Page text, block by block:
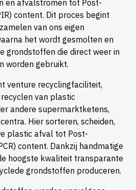
en afvalstromen tot Post-
content. Dit proces begint
van ons eigen
het wordt gesmolten en
grondstoffen die direct weer in
worden gebruikt.
venture recyclingfaciliteit,
van plastic
andere supermarktketens,
Hier sorteren, scheiden,
plastic afval tot Post-
content. Dankzij handmatige
hoogste kwaliteit transparante
grondstoffen produceren.